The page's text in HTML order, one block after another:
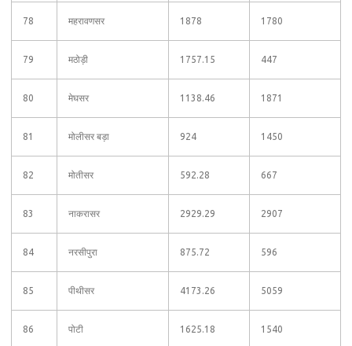
78 महरावणसर 1878 1780
79 मठोड़ी 1757.15 447
80 मेघसर 1138.46 1871
81 मोलीसर बड़ा 924 1450
82 मोतीसर 592.28 667
83 नाकरासर 2929.29 2907
84 नरसीपुरा 875.72 596
85 पीथीसर 4173.26 5059
86 पोटी 1625.18 1540